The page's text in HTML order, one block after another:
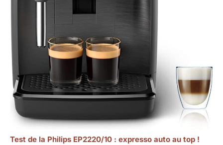
Test de la Philips EP2220/10 : expresso auto au top !